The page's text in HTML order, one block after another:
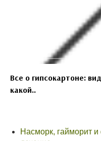
Все о гипсокартоне:
какой..
Насморк, гайморит